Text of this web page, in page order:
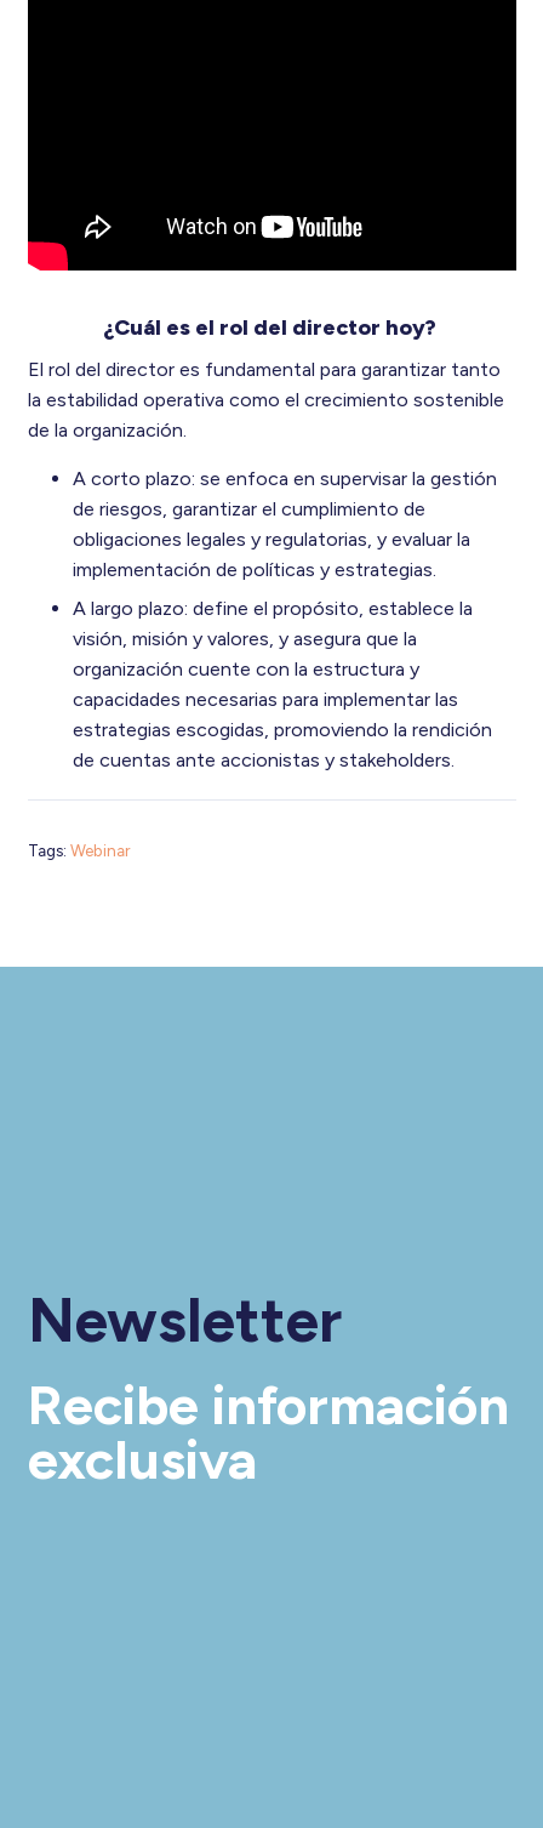
¿Cuál es el rol del director hoy?
El rol del director es fundamental para garantizar tanto
la estabilidad operativa como el crecimiento sostenible
de la organización.
A corto plazo: se enfoca en supervisar la gestión
de riesgos, garantizar el cumplimiento de
obligaciones legales y regulatorias, y evaluar la
implementación de políticas y estrategias.
A largo plazo: define el propósito, establece la
visión, misión y valores, y asegura que la
organización cuente con la estructura y
capacidades necesarias para implementar las
estrategias escogidas, promoviendo la rendición
de cuentas ante accionistas y stakeholders.
Tags: Webinar
Newsletter
Recibe información
exclusiva